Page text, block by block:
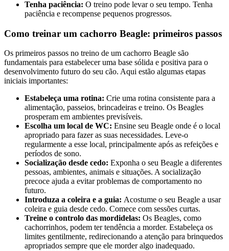
Tenha paciência: O treino pode levar o seu tempo. Tenha
paciência e recompense pequenos progressos.
Como treinar um cachorro Beagle: primeiros passos
Os primeiros passos no treino de um cachorro Beagle são
fundamentais para estabelecer uma base sólida e positiva para o
desenvolvimento futuro do seu cão. Aqui estão algumas etapas
iniciais importantes:
Estabeleça uma rotina: Crie uma rotina consistente para a
alimentação, passeios, brincadeiras e treino. Os Beagles
prosperam em ambientes previsíveis.
Escolha um local de WC: Ensine seu Beagle onde é o local
apropriado para fazer as suas necessidades. Leve-o
regularmente a esse local, principalmente após as refeições e
períodos de sono.
Socialização desde cedo: Exponha o seu Beagle a diferentes
pessoas, ambientes, animais e situações. A socialização
precoce ajuda a evitar problemas de comportamento no
futuro.
Introduza a coleira e a guia: Acostume o seu Beagle a usar
coleira e guia desde cedo. Comece com sessões curtas.
Treine o controlo das mordidelas: Os Beagles, como
cachorrinhos, podem ter tendência a morder. Estabeleça os
limites gentilmente, redirecionando a atenção para brinquedos
apropriados sempre que ele morder algo inadequado.